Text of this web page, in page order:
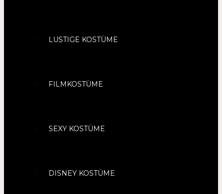
LUSTIGE KOSTÜME
FILMKOSTÜME
SEXY KOSTÜME
DISNEY KOSTÜME